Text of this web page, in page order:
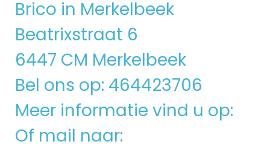
Brico in Merkelbeek
Beatrixstraat 6
6447 CM Merkelbeek
Bel ons op: 464423706
Meer informatie vind u op:
Of mail naar: